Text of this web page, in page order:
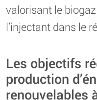
valorisant le
l’injectant dans le
Les objectifs
production
renouvelables